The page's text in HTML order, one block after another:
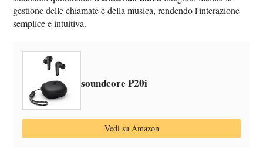
gestione delle chiamate e della musica, rendendo l'interazione
semplice e intuitiva.
soundcore P20i
Vedi su Amazon